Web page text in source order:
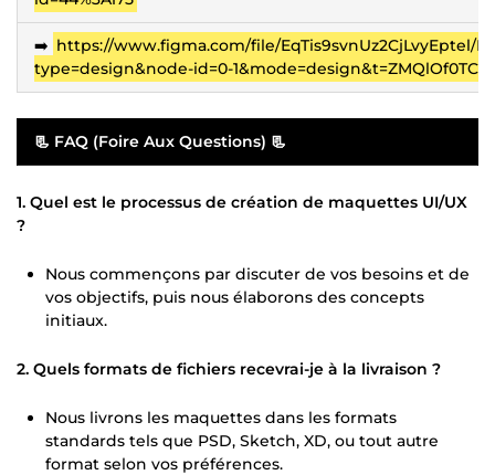
➡️ https://www.figma.com/file/EqTis9svnUz2CjLvyEptel/
type=design&node-id=0-
📃 FAQ (Foire Aux Questions) 📃
1. Quel est le processus de création de maquettes UI/UX
?
Nous commençons par discuter de vos besoins et de
vos objectifs, puis nous élaborons des concepts
initiaux.
2. Quels formats de fichiers recevrai-je à la livraison ?
Nous livrons les maquettes dans les formats
standards tels que PSD, Sketch, XD, ou tout autre
format selon vos préférences.